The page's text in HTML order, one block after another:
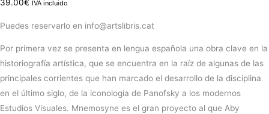
39.00€ IVA incluido
Puedes reservarlo en info@artslibris.cat
Por primera vez se presenta en lengua española una obra clave en la
historiografía artística, que se encuentra en la raíz de algunas de las
principales corrientes que han marcado el desarrollo de la disciplina
en el último siglo, de la iconología de Panofsky a los modernos
Estudios Visuales. Mnemosyne es el gran proyecto al que Aby